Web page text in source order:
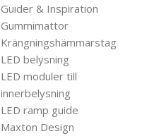
Guider & Inspiration
Gummimattor
Krängningshämmarstag
LED belysning
LED moduler till
innerbelysning
LED ramp guide
Maxton Design